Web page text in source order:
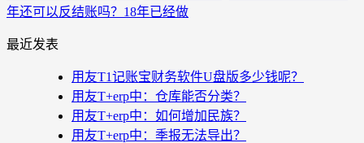
年还可以反结账吗？18年已经做
最近发表
用友T1记账宝财务软件U盘版多少钱呢？
用友T+erp中：仓库能否分类？
用友T+erp中：如何增加民族？
用友T+erp中：季报无法导出？